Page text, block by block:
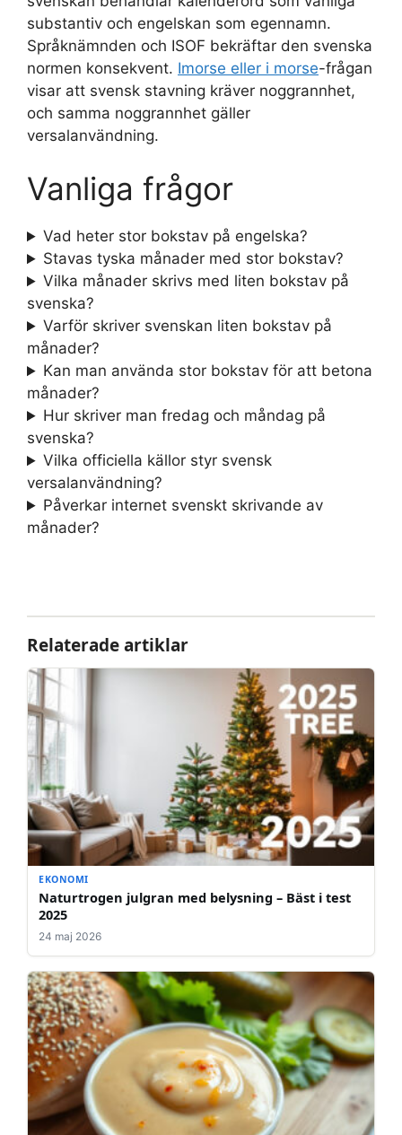
substantiv och engelskan som egennamn.
Språknämnden och ISOF bekräftar den svenska
normen konsekvent. Imorse eller i morse-frågan
visar att svensk stavning kräver noggrannhet,
och samma noggrannhet gäller
versalanvändning.
Vanliga frågor
Vad heter stor bokstav på engelska?
Stavas tyska månader med stor bokstav?
Vilka månader skrivs med liten bokstav på
svenska?
Varför skriver svenskan liten bokstav på
månader?
Kan man använda stor bokstav för att betona
månader?
Hur skriver man fredag och måndag på
svenska?
Vilka officiella källor styr svensk
versalanvändning?
Påverkar internet svenskt skrivande av
månader?
Relaterade artiklar
EKONOMI
Naturtrogen julgran med belysning – Bäst i test
2025
24 maj 2026